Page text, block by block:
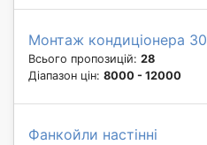
Монтаж кондиціонера 30
Всього пропозицій: 28
Діапазон цін: 8000 - 12000
Фанкойли настінні